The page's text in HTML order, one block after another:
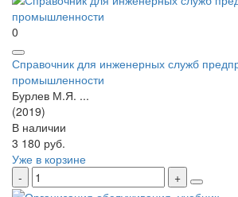
0
Справочник для инженерных служб
промышленности
Бурлев М.Я. ...
(2019)
В наличии
3 180 руб.
Уже в корзине